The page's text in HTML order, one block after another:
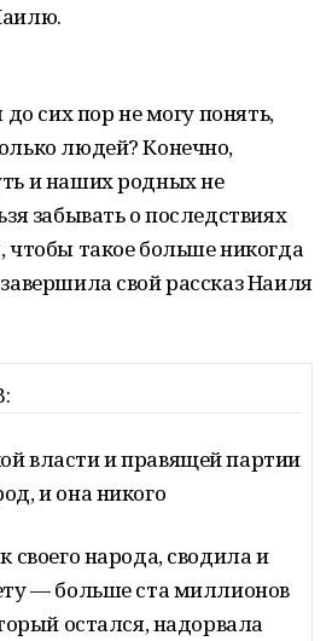
сих пор не могу понять,
людей? Конечно,
и наших родных не
забывать о последствиях
чтобы такое больше никогда
свой рассказ Наиля
власти и правящей партии
и она никого
своего народа, сводила и
— больше ста миллионов
остался, надорвала